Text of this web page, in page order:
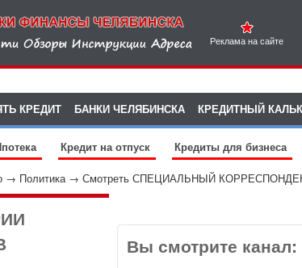
Реклама на сайте
КРЕДИТ БАНКИ ЧЕЛЯБИНСКА КРЕДИТНЫЙ
Кредит на отпуск Кредиты для бизнеса
→ Политика→ Смотреть СПЕЦИАЛЬНЫЙ
Вы смотрите канал: